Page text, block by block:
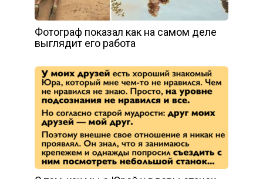
Фотограф показал как на самом деле
выглядит его работа